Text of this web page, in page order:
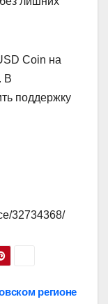
Coin на
В
поддержку
32734368/
регионе